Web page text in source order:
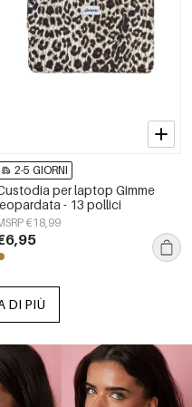
2-5 GIORNI
per laptop Gimme
- 13 pollici
€18,99
DI PIÙ